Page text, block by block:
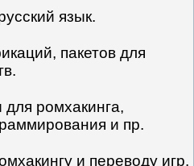
язык.
пакетов для
ромхакинга,
и пр.
и переводу игр.